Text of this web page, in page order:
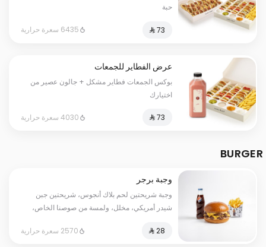
حبة
6435 سعرة حرارية
عرض الفطاير للجمعات
بوكس الجمعات فطاير مشكل + جالون عصير من
اختيارك
4030 سعرة حرارية
BURGER
وجبة برجر
وجبة شريحتين لحم بلاك أنجوس، شريحتين جبن
شيدر أمريكي، مخلل، ولمسة من صوصنا الخاص،
2570 سعرة حرارية